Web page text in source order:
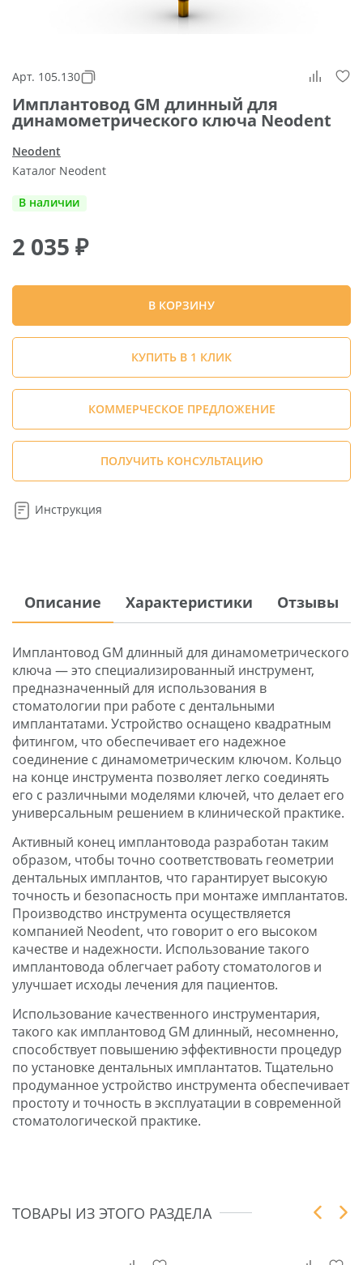
Арт. 105.130
Имплантовод GM длинный для
динамометрического ключа Neodent
Neodent
Каталог Neodent
В наличии
2 035 ₽
В КОРЗИНУ
КУПИТЬ В 1 КЛИК
КОММЕРЧЕСКОЕ ПРЕДЛОЖЕНИЕ
ПОЛУЧИТЬ КОНСУЛЬТАЦИЮ
Инструкция
Описание Характеристики Отзывы
Имплантовод GM длинный для динамометрического
ключа — это специализированный инструмент,
предназначенный для использования в
стоматологии при работе с дентальными
имплантатами. Устройство оснащено квадратным
фитингом, что обеспечивает его надежное
соединение с динамометрическим ключом. Кольцо
на конце инструмента позволяет легко соединять
его с различными моделями ключей, что делает его
универсальным решением в клинической практике.
Активный конец имплантовода разработан таким
образом, чтобы точно соответствовать геометрии
дентальных имплантов, что гарантирует высокую
точность и безопасность при монтаже имплантатов.
Производство инструмента осуществляется
компанией Neodent, что говорит о его высоком
качестве и надежности. Использование такого
имплантовода облегчает работу стоматологов и
улучшает исходы лечения для пациентов.
Использование качественного инструментария,
такого как имплантовод GM длинный, несомненно,
способствует повышению эффективности процедур
по установке дентальных имплантатов. Тщательно
продуманное устройство инструмента обеспечивает
простоту и точность в эксплуатации в современной
стоматологической практике.
ТОВАРЫ ИЗ ЭТОГО РАЗДЕЛА